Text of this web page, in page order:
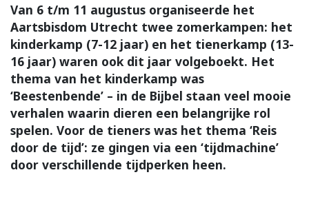
Van 6 t/m 11 augustus organiseerde het
Aartsbisdom Utrecht twee zomerkampen: het
kinderkamp (7-12 jaar) en het tienerkamp (13-
16 jaar) waren ook dit jaar volgeboekt. Het
thema van het kinderkamp was
‘Beestenbende’ – in de Bijbel staan veel mooie
verhalen waarin dieren een belangrijke rol
spelen. Voor de tieners was het thema ‘Reis
door de tijd’: ze gingen via een ‘tijdmachine’
door verschillende tijdperken heen.